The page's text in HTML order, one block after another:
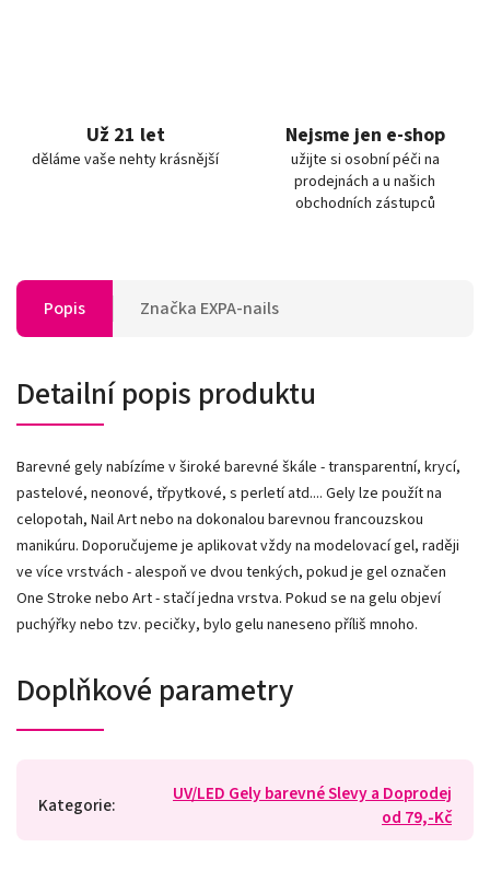
Už 21 let
děláme vaše nehty krásnější
Nejsme jen e-shop
užijte si osobní péči na
prodejnách a u našich
obchodních zástupců
Popis Značka EXPA-nails
Detailní popis produktu
Barevné gely nabízíme v široké barevné škále - transparentní, krycí,
pastelové, neonové, třpytkové, s perletí atd.... Gely lze použít na
celopotah, Nail Art nebo na dokonalou barevnou francouzskou
manikúru. Doporučujeme je aplikovat vždy na modelovací gel, raději
ve více vrstvách - alespoň ve dvou tenkých, pokud je gel označen
One Stroke nebo Art - stačí jedna vrstva. Pokud se na gelu objeví
puchýřky nebo tzv. pecičky, bylo gelu naneseno příliš mnoho.
Doplňkové parametry
Kategorie:
UV/LED Gely barevné Slevy a Doprodej
od 79,-Kč